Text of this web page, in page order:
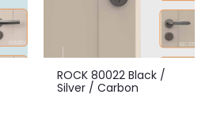
ROCK 80022 Black /
Silver / Carbon